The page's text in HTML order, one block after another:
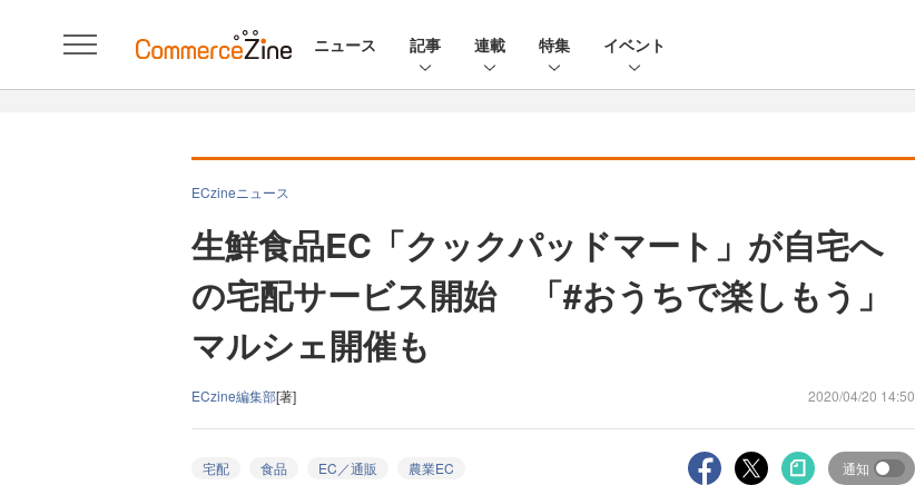
ニュース 記事 連載 特集 イベント
ECzineニュース
生鮮食品EC「クックパッドマート」が自宅へ
の宅配サービス開始 「#おうちで楽しもう」
マルシェ開催も
ECzine編集部[著] 2020/04/20 14:50
宅配 食品 EC／通販 農業EC 通知